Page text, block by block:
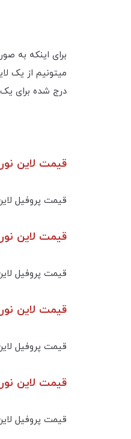
برای اینکه به
درج شده برای
قیمت لاین نوری
قیمت پروفیل لاین نوری + ۷۰ هزار تومن بابت هر یک لاین ۱۶ وات ریسه ۱۲
قیمت لاین نوری
قیمت پروفیل لاین نوری + ۱۰۵ هزار تومان بابت هر یک لاین ۱۸ وات ریسه ۲۴
قیمت لاین
قیمت پروفیل لاین نوری + ۴۵ هزار تومن بابت هر یک لاین ۲۰ وات ریسه نواری جریان ثابت
قیمت لاین
قیمت پروفیل لاین نوری + ۵۵ هزار تومن بابت هر یک لاین ۳۰ وات ریسه نواری جریان ثابت